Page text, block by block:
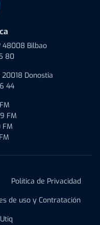
48008 Bilbao
80
Donostia
44
FM
FM
Política de Privacidad
de uso y Contratación